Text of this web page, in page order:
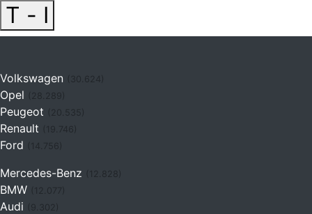
T - I
Volkswagen (30.624)
Opel
Peugeot
Renault (19.746)
Ford (14.756)
Mercedes-Benz
BMW
Audi